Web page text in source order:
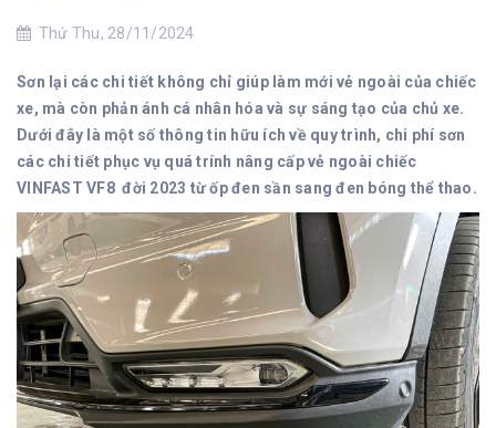
Thứ Thu, 28/11/2024
Sơn lại các chi tiết không chỉ giúp làm mới vẻ ngoài của chiếc
xe, mà còn phản ánh cá nhân hóa và sự sáng tạo của chủ xe.
Dưới đây là một số thông tin hữu ích về quy trình, chi phí sơn
các chi tiết phục vụ quá trính nâng cấp vẻ ngoài chiếc
VINFAST VF8 đời 2023 từ ốp đen sần sang đen bóng thể thao.